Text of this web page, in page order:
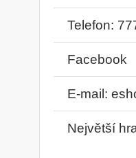
Telefon:
Facebook
E-mail:
Největší